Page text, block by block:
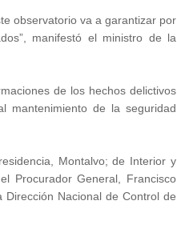
observatorio va a garantizar por
manifestó el ministro de la
de los hechos delictivos
mantenimiento de la seguridad
Montalvo; de Interior y
Procurador General, Francisco
Nacional de Control de